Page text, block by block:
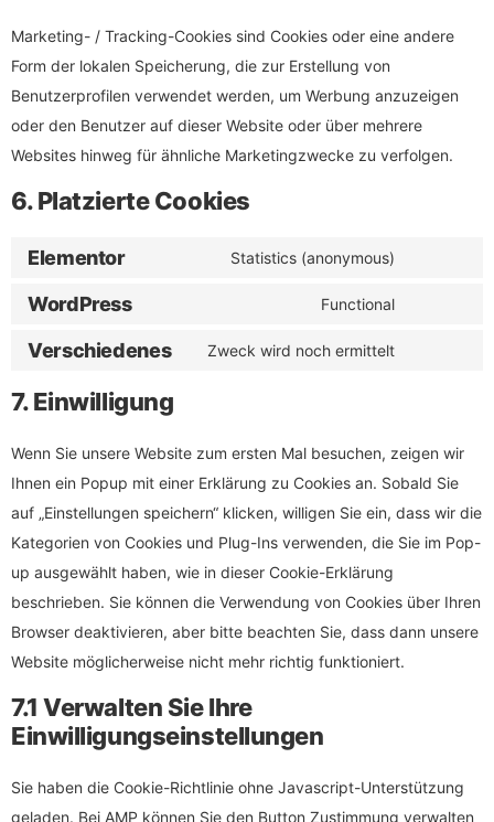
Marketing- / Tracking-Cookies sind Cookies oder eine andere
Form der lokalen Speicherung, die zur Erstellung von
Benutzerprofilen verwendet werden, um Werbung anzuzeigen
oder den Benutzer auf dieser Website oder über mehrere
Websites hinweg für ähnliche Marketingzwecke zu verfolgen.
6. Platzierte Cookies
Elementor Statistics (anonymous)
WordPress Functional
Verschiedenes Zweck wird noch ermittelt
7. Einwilligung
Wenn Sie unsere Website zum ersten Mal besuchen, zeigen wir
Ihnen ein Popup mit einer Erklärung zu Cookies an. Sobald Sie
auf „Einstellungen speichern“ klicken, willigen Sie ein, dass wir die
Kategorien von Cookies und Plug-Ins verwenden, die Sie im Pop-
up ausgewählt haben, wie in dieser Cookie-Erklärung
beschrieben. Sie können die Verwendung von Cookies über Ihren
Browser deaktivieren, aber bitte beachten Sie, dass dann unsere
Website möglicherweise nicht mehr richtig funktioniert.
7.1 Verwalten Sie Ihre
Einwilligungseinstellungen
Sie haben die Cookie-Richtlinie ohne Javascript-Unterstützung
geladen. Bei AMP können Sie den Button Zustimmung verwalten